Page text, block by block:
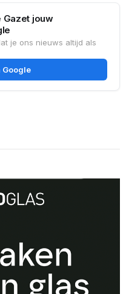
Gazet jouw
je ons nieuws altijd als
Google